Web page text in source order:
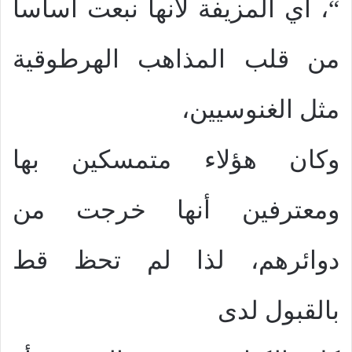
“، أي المزيفة لأنها نبعت أساساً
من قلب المذاهب الهرطوقية
مثل الغنوسيين،
وكان هؤلاء متمسكين بها
ومعترفين أنها خرجت من
دوائرهم، لذا لم تحظ قط
بالقبول لدى